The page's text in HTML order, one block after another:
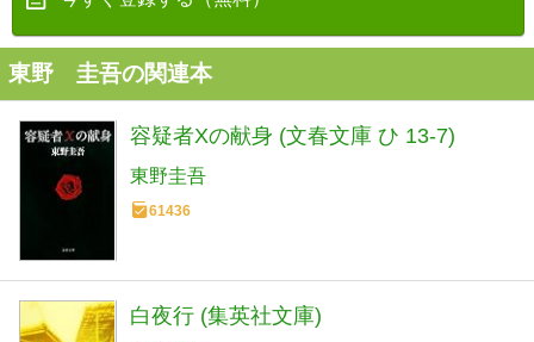
東野 圭吾の関連本
容疑者Xの献身 (文春文庫 ひ 13-7)
東野圭吾
61436
白夜行 (集英社文庫)